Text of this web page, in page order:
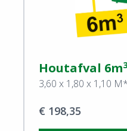
Houtafval 6m
3,60 x 1,80 x 1,10 M*
€ 198,35